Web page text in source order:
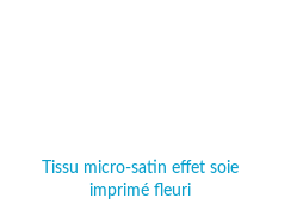
Tissu micro-satin effet soie
imprimé fleuri